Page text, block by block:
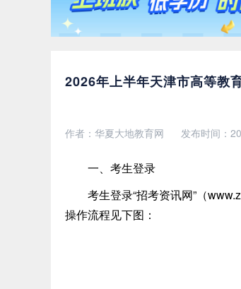
2026年上半年天津市高等教
作者：华夏大地教育网 发布时间：
一、考生登录
考生登录“招考资讯网”（
操作流程见下图：